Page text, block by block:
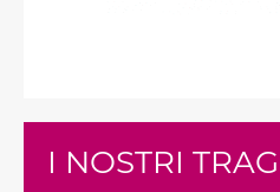
I NOSTRI